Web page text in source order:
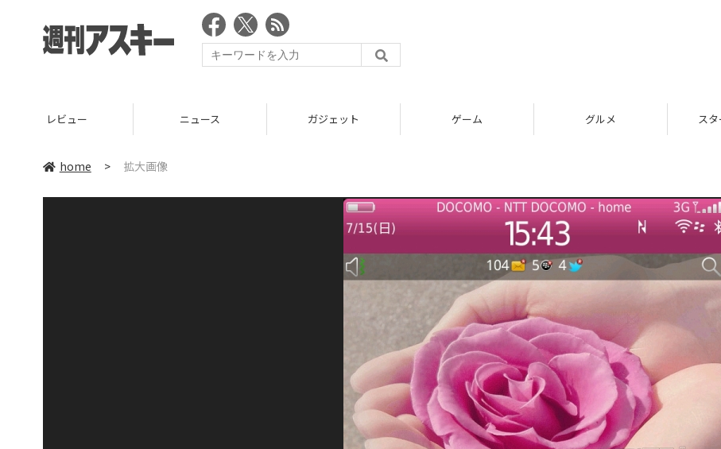
レビュー ニュース ガジェット ゲーム グルメ ス
home > 拡大画像